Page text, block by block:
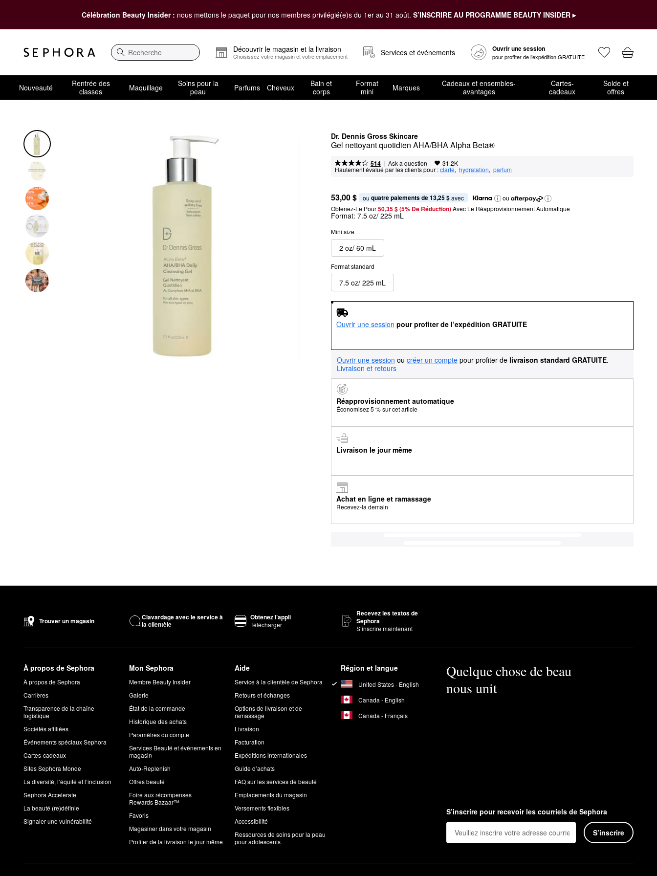
Célébration Beauty Insider : nous mettons le paquet pour nos membres privilégié(e)s du 1er au 31 août. S’INSCRIRE AU PROGRAMME BEAUTY INSIDER ▸
Recherche
Découvrir le magasin et la livraison
Choisissez votre magasin et votre emplacement Services et événements Ouvrir une session
pour profiter de l’expédition GRATUITE
Nouveauté
Rentrée des
classes
Maquillage
Soins pour la
peau
Parfums Cheveux
Bain et
corps
Format
mini
Marques
Cadeaux et ensembles-
avantages
Cartes-
cadeaux
Solde et
offres
Dr. Dennis Gross Skincare
Gel nettoyant quotidien AHA/BHA Alpha Beta®
514 | Ask a question | 31.2K
Hautement évalué par les clients pour :clarté, hydratation, parfum
53,00 $ ou quatre paiements de 13,25 $ avec
ou
Obtenez-Le Pour50,35 $ (5% De Réduction) Avec Le Réapprovisionnement Automatique
Format: 7.5 oz/ 225 mL
Mini size
2 oz/ 60 mL
Format standard
7.5 oz/ 225 mL
Ouvrir une session pour profiter de l’expédition GRATUITE
Ouvrir une session ou créer un compte pour profiter de livraison standard GRATUITE.
Livraison et retours
Réapprovisionnement automatique
Économisez 5 % sur cet article
Livraison le jour même
Achat en ligne et ramassage
Recevez-la demain
Trouver un magasin
Clavardage avec le service à
la clientèle
Obtenez l’appli
Télécharger
Recevez les textos de
Sephora
S’inscrire maintenant
À propos de Sephora
À propos de Sephora
Carrières
Transparence de la chaîne
logistique
Sociétés affiliées
Événements spéciaux Sephora
Cartes-cadeaux
Sites Sephora Monde
La diversité, l’équité et l’inclusion
Sephora Accelerate
La beauté (re)définie
Signaler une vulnérabilité
Mon Sephora
Membre Beauty Insider
Galerie
État de la commande
Historique des achats
Paramètres du compte
Services Beauté et événements en
magasin
Auto-Replenish
Offres beauté
Foire aux récompenses
Rewards Bazaar™
Favoris
Magasiner dans votre magasin
Profiter de la livraison le jour même
Aide
Service à la clientèle de Sephora
Retours et échanges
Options de livraison et de
ramassage
Livraison
Facturation
Expéditions internationales
Guide d’achats
FAQ sur les services de beauté
Emplacements du magasin
Versements flexibles
Accessibilité
Ressources de soins pour la peau
pour adolescents
Région et langue
United States - English
Canada - English
Canada - Français
Quelque chose de beau
nous unit
S’inscrire pour recevoir les courriels de Sephora
S’inscrire